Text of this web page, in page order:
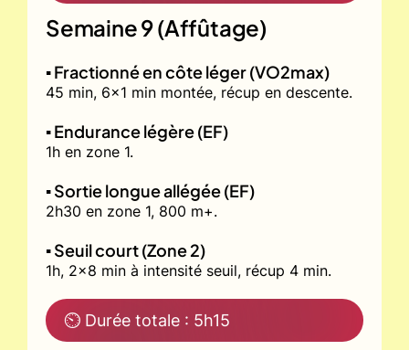
Semaine 9 (Affûtage)
▪️ Fractionné en côte léger (VO2max)
45 min, 6x1 min montée, récup en descente.
▪️ Endurance légère (EF)
1h en zone 1.
▪️ Sortie longue allégée (EF)
2h30 en zone 1, 800 m+.
▪️ Seuil court (Zone 2)
1h, 2x8 min à intensité seuil, récup 4 min.
⏲ Durée totale : 5h15